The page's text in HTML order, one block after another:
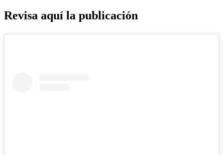
Revisa aquí la publicación